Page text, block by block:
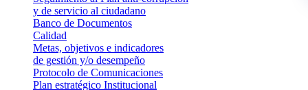
y de servicio al ciudadano
Banco de Documentos
Calidad
Metas, objetivos e indicadores
de gestión y/o desempeño
Protocolo de Comunicaciones
Plan estratégico Institucional